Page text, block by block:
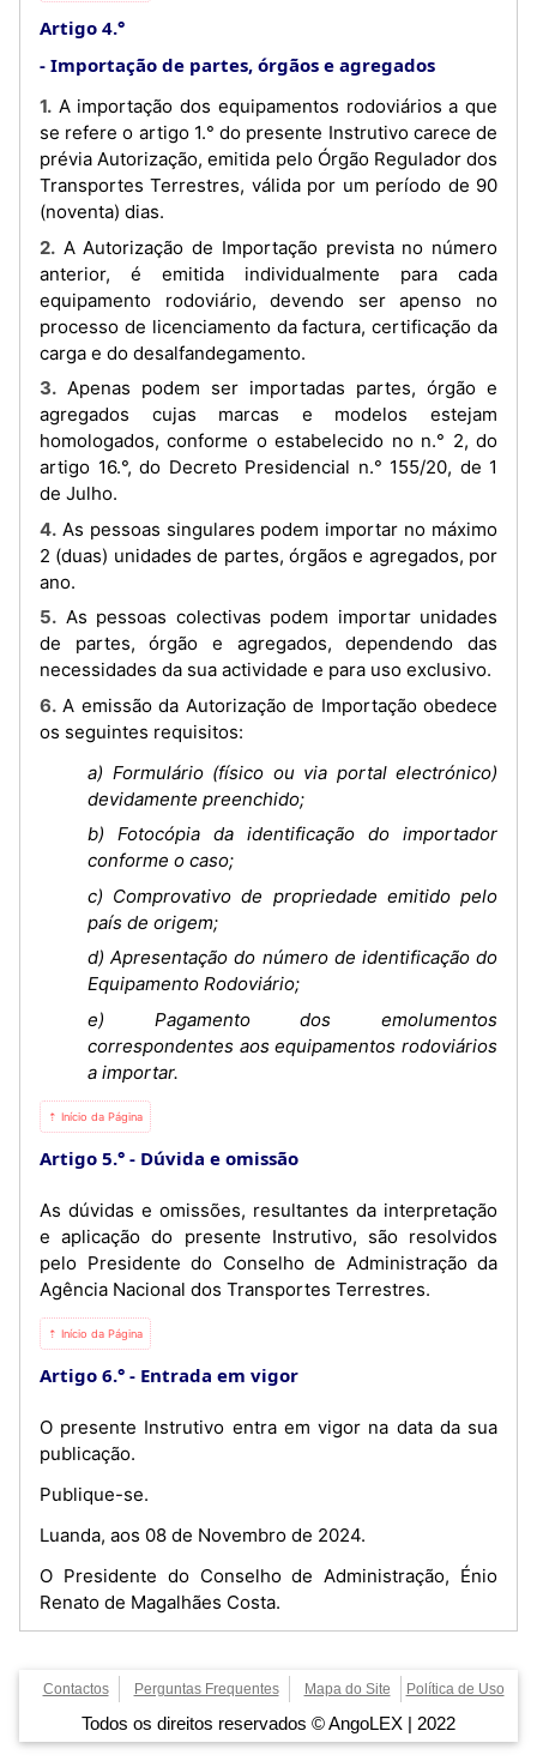
Artigo 4.°
Importação de partes, órgãos e agregados
1. A importação dos equipamentos rodoviários a que
se refere o artigo 1.° do presente Instrutivo carece de
prévia Autorização, emitida pelo Órgão Regulador dos
Transportes Terrestres, válida por um período de 90
(noventa) dias.
2. A Autorização de Importação prevista no número
anterior, é emitida individualmente para cada
equipamento rodoviário, devendo ser apenso no
processo de licenciamento da factura, certificação da
carga e do desalfandegamento.
3. Apenas podem ser importadas partes, órgão e
agregados cujas marcas e modelos estejam
homologados, conforme o estabelecido no n.° 2, do
artigo 16.°, do Decreto Presidencial n.° 155/20, de 1
de Julho.
4. As pessoas singulares podem importar no máximo
2 (duas) unidades de partes, órgãos e agregados, por
ano.
5. As pessoas colectivas podem importar unidades
de partes, órgão e agregados, dependendo das
necessidades da sua actividade e para uso exclusivo.
6. A emissão da Autorização de Importação obedece
os seguintes requisitos:
a) Formulário (físico ou via portal electrónico)
devidamente preenchido;
b) Fotocópia da identificação do importador
conforme o caso;
c) Comprovativo de propriedade emitido pelo
país de origem;
d) Apresentação do número de identificação do
Equipamento Rodoviário;
e) Pagamento dos emolumentos
correspondentes aos equipamentos rodoviários
a importar.
⇡ Início da Página
Artigo 5.° Dúvida e omissão
As dúvidas e omissões, resultantes da interpretação
e aplicação do presente Instrutivo, são resolvidos
pelo Presidente do Conselho de Administração da
Agência Nacional dos Transportes Terrestres.
⇡ Início da Página
Artigo 6.° Entrada em vigor
O presente Instrutivo entra em vigor na data da sua
publicação.
Publique-se.
Luanda, aos 08 de Novembro de 2024.
O Presidente do Conselho de Administração, Énio
Renato de Magalhães Costa.
Contactos Perguntas Frequentes Mapa do Site Política de Uso
Todos os direitos reservados © AngoLEX | 2022